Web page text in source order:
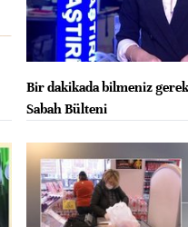
Bir dakikada bilmeniz
Sabah Bülteni